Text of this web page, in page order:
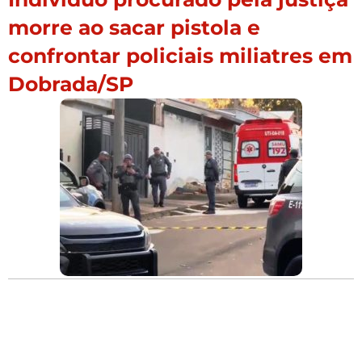
morre ao sacar pistola e
confrontar policiais miliatres em
Dobrada/SP